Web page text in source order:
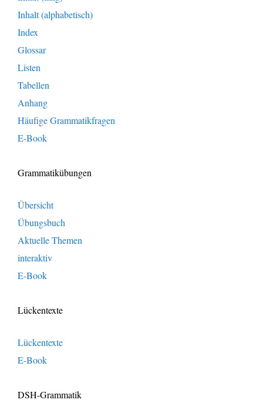
Inhalt (alphabetisch)
Index
Glossar
Listen
Tabellen
Anhang
Häufige Grammatikfragen
E-Book
Grammatikübungen
Übersicht
Übungsbuch
Aktuelle Themen
interaktiv
E-Book
Lückentexte
Lückentexte
E-Book
DSH-Grammatik